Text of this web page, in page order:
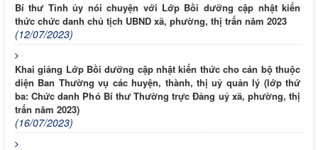
Bí thư Tỉnh ủy nói chuyện với Lớp Bồi dưỡng cập nhật kiến
thức chức danh chủ tịch UBND xã, phường, thị trấn năm 2023
(12/07/2023)
Khai giảng Lớp Bồi dưỡng cập nhật kiến thức cho cán bộ thuộc
diện Ban Thường vụ các huyện, thành, thị uỷ quản lý (lớp thứ
ba: Chức danh Phó Bí thư Thường trực Đảng uỷ xã, phường, thị
trấn năm 2023)
(16/07/2023)